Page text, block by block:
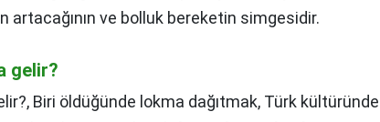
artacağının ve bolluk bereketin simgesidir.
gelir?
Biri öldüğünde lokma dağıtmak, Türk kültüründe